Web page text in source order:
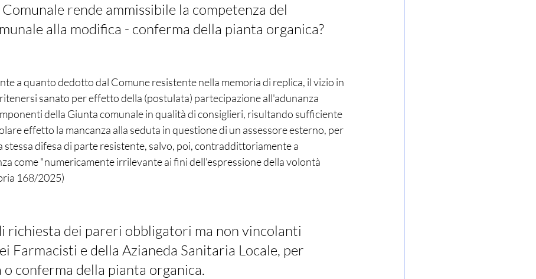
rende ammissibile la competenza del
alla modifica - conferma della pianta organica?
a quanto dedotto dal Comune resistente nella memoria di replica, il vizio in
sanato per effetto della (postulata) partecipazione all'adunanza
della Giunta comunale in qualità di consiglieri, risultando sufficiente
effetto la mancanza alla seduta in questione di un assessore esterno, per
stessa difesa di parte resistente, salvo, poi, contraddittoriamente a
come "numericamente irrilevante ai fini dell'espressione della volontà
168/2025)
richiesta dei pareri obbligatori ma non vincolanti
Farmacisti e della Azianeda Sanitaria Locale, per
o conferma della pianta organica.